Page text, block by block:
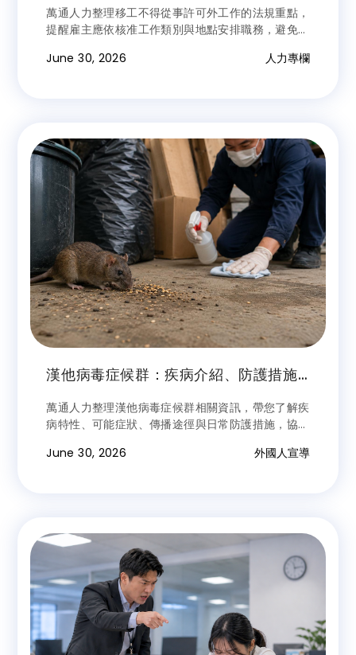
萬通人力整理移工不得從事許可外工作的法規重點，
提醒雇主應依核准工作類別與地點安排職務，避免因
June 30, 2026 人力專欄
漢他病毒症候群：疾病介紹、防護措施
萬通人力整理漢他病毒症候群相關資訊，帶您了解疾
病特性、可能症狀、傳播途徑與日常防護措施，協助
June 30, 2026 外國人宣導